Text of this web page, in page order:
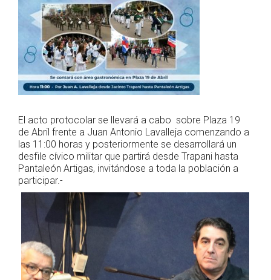
El acto protocolar se llevará a cabo sobre Plaza 19
de Abril frente a Juan Antonio Lavalleja comenzando a
las 11:00 horas y posteriormente se desarrollará un
desfile cívico militar que partirá desde Trapani hasta
Pantaleón Artigas, invitándose a toda la población a
participar.-